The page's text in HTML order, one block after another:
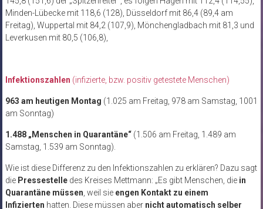
Minden-Lübecke mit 118,6 (128), Düsseldorf mit 86,4 (89,4 am
Freitag), Wuppertal mit 84,2 (107,9), Mönchengladbach mit 81,3 und
Leverkusen mit 80,5 (106,8),
Infektionszahlen (infizierte, bzw. positiv getestete Menschen)
963 am heutigen Montag (1.025 am Freitag, 978 am Samstag, 1001
am Sonntag)
1.488 „Menschen in Quarantäne“ (1.506 am Freitag, 1.489 am
Samstag, 1.539 am Sonntag).
Wie ist diese Differenz zu den Infektionszahlen zu erklären? Dazu sagt
die Pressestelledes Kreises Mettmann: „Es gibt Menschen, die in
Quarantäne müssen , weil sie engen Kontakt zu einem
Infizierten hatten. Diese müssen aber nicht automatisch selber